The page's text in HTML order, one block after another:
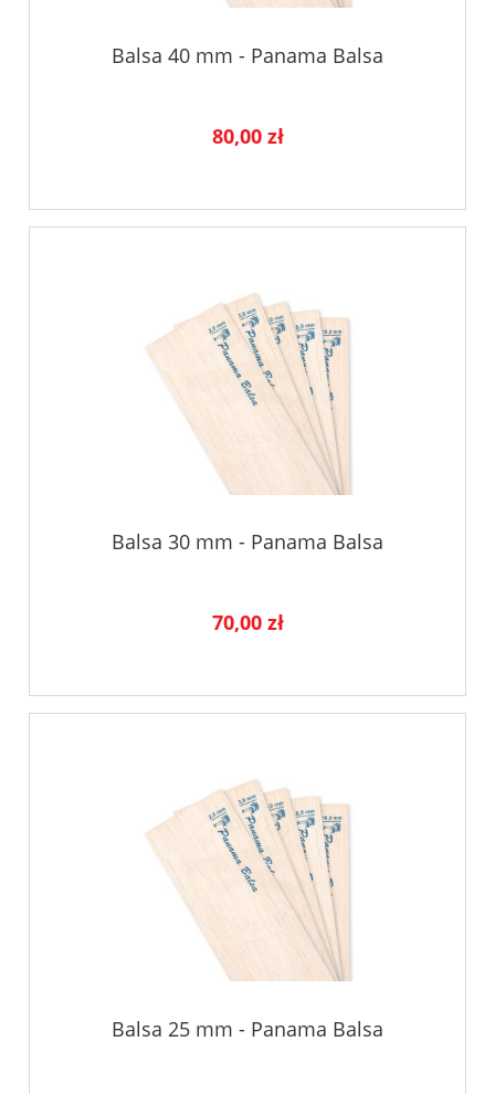
Balsa 40 mm - Panama Balsa
80,00 zł
Balsa 30 mm - Panama Balsa
70,00 zł
Balsa 25 mm - Panama Balsa